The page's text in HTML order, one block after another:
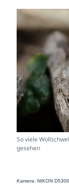
So viele
gesehen
Kamera: NIKON